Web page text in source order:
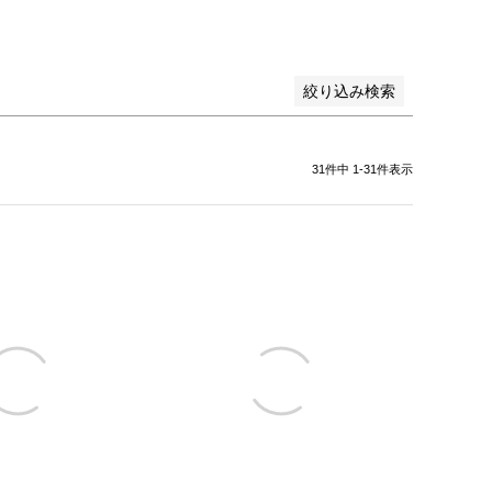
絞り込み検索
31件中 1-31件表示